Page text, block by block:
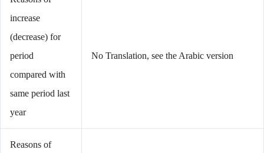
increase
(decrease) for
period
compared with
same period last
year
No Translation, see the Arabic version
Reasons of